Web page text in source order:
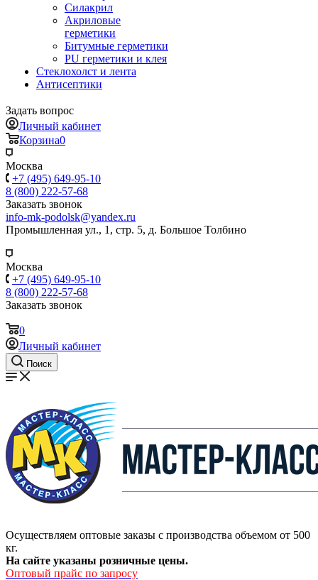
Силакрил
Акриловые
герметики
Битумные герметики
PU герметики и клея
Стеклохолст и лента
Антисептики
Задать вопрос
Личный кабинет
Корзина0
Москва
+7 (495) 649-95-10
8 (800) 222-57-68
Заказать звонок
info-mk-podolsk@yandex.ru
Промышленная ул., 1, стр. 5, д. Большое Толбино
Москва
+7 (495) 649-95-10
8 (800) 222-57-68
Заказать звонок
0
Личный кабинет
Поиск
Осуществляем оптовые заказы с производства объемом от 500
кг.
На сайте указаны розничные цены.
Оптовый прайс по запросу